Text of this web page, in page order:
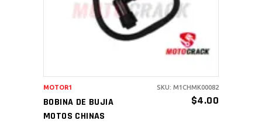
BOBINA DE BUJIA
MOTOS CHINAS
$4.00
MOTOR1 SKU: M1CHMK00082